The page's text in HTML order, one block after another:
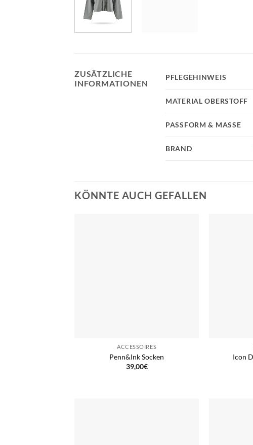
ZUSÄTZLICHE
INFORMATIONEN
BRAND
PFLEGEHINWEIS
MATERIAL OBERSTOFF
PASSFORM & MASSE
KÖNNTE AUCH GEFALLEN
ACCESSOIRES
Penn&Ink Socken
39,00€
Icon